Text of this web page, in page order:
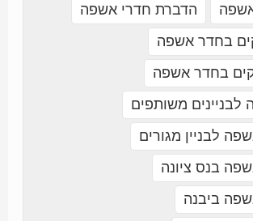
הדברת חדרי אשפה
בחדר אשפה
בחדר אשפה
לבניינים משותפים
לבניין מגורים
בנס ציונה
ביבנה